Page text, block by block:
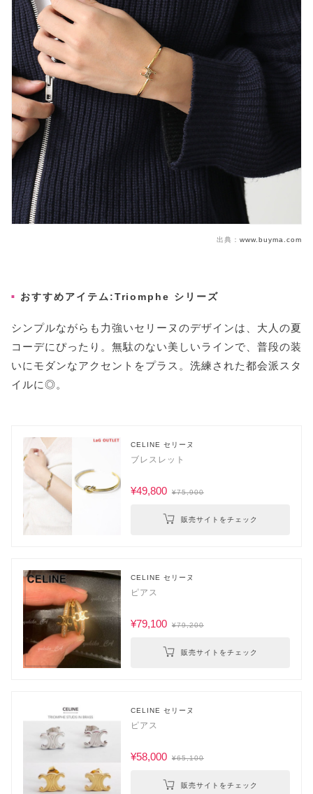
出典： www.buyma.com
おすすめアイテム:Triomphe シリーズ
シンプルながらも力強いセリーヌのデザインは、大人の夏
コーデにぴったり。無駄のない美しいラインで、普段の装
いにモダンなアクセントをプラス。洗練された都会派スタ
イルに◎。
CELINE セリーヌ
ブレスレット
¥49,800 ¥75,900
販売サイトをチェック
CELINE セリーヌ
ピアス
¥79,100 ¥79,200
販売サイトをチェック
CELINE セリーヌ
ピアス
¥58,000 ¥65,100
販売サイトをチェック